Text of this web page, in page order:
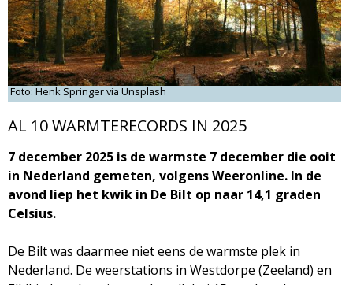
W
e
e
r
M
a
g
Foto: Henk Springer via Unsplash
AL 10 WARMTERECORDS IN 2025
7 december 2025 is de warmste 7 december die ooit
in Nederland gemeten, volgens Weeronline. In de
avond liep het kwik in De Bilt op naar 14,1 graden
Celsius.
De Bilt was daarmee niet eens de warmste plek in
Nederland. De weerstations in Westdorpe (Zeeland) en